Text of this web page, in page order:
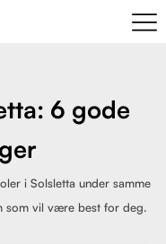
6 gode
i Solsletta under samme
som vil være best for deg.